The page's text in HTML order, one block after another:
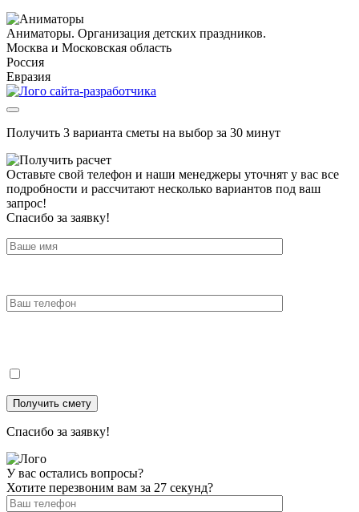
Аниматоры. Организация детских праздников.
Москва и Московская область
Россия
Евразия
Получить 3 варианта сметы на выбор за 30 минут
Оставьте свой телефон и наши менеджеры уточнят у вас все
подробности и рассчитают несколько вариантов под ваш
запрос!
Спасибо за заявку!
Спасибо за заявку!
У вас остались вопросы?
Хотите перезвоним вам за 27 секунд?